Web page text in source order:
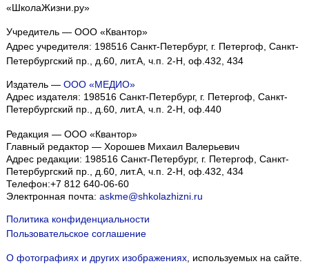
«ШколаЖизни.ру»
Учредитель — ООО «Квантор»
Адрес учредителя: 198516 Санкт-Петербург, г. Петергоф, Санкт-
Петербургский пр., д.60, лит.А, ч.п. 2-Н, оф.432, 434
Издатель — ООО «МЕДИО»
Адрес издателя: 198516 Санкт-Петербург, г. Петергоф, Санкт-
Петербургский пр., д.60, лит.А, ч.п. 2-Н, оф.440
Редакция — ООО «Квантор»
Главный редактор — Хорошев Михаил Валерьевич
Адрес редакции: 198516 Санкт-Петербург, г. Петергоф, Санкт-
Петербургский пр., д.60, лит.А, ч.п. 2-Н, оф.432, 434
Телефон:+7 812 640-06-60
Электронная почта: askme@shkolazhizni.ru
Политика конфиденциальности
Пользовательское соглашение
О фотографиях и других изображениях, используемых на сайте.